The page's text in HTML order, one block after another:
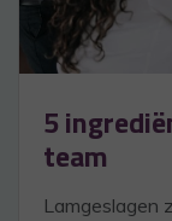
5
team
Lamgeslagen